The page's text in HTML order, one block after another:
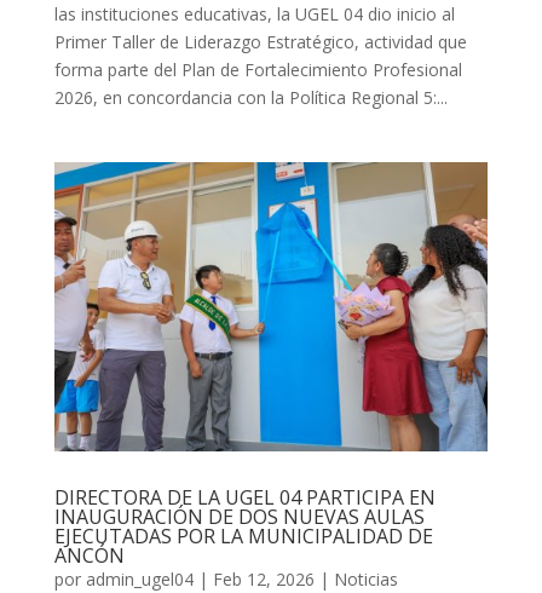
las instituciones educativas, la UGEL 04 dio inicio al
Primer Taller de Liderazgo Estratégico, actividad que
forma parte del Plan de Fortalecimiento Profesional
2026, en concordancia con la Política Regional 5:...
DIRECTORA DE LA UGEL 04 PARTICIPA EN
INAUGURACIÓN DE DOS NUEVAS AULAS
EJECUTADAS POR LA MUNICIPALIDAD DE
ANCÓN
por admin_ugel04| Feb 12, 2026 | Noticias